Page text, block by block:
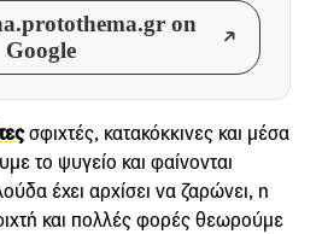
on
Google
σφιχτές, κατακόκκινες και μέσα
το ψυγείο και φαίνονται
έχει αρχίσει να ζαρώνει, η
και πολλές φορές θεωρούμε